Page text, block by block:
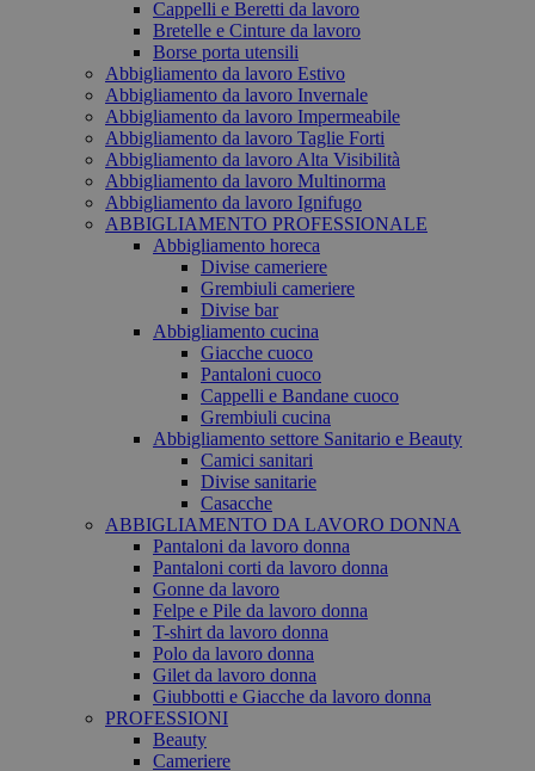
Cappelli e Beretti da lavoro
Bretelle e Cinture da lavoro
Borse porta utensili
Abbigliamento da lavoro Estivo
Abbigliamento da lavoro Invernale
Abbigliamento da lavoro Impermeabile
Abbigliamento da lavoro Taglie Forti
Abbigliamento da lavoro Alta Visibilità
Abbigliamento da lavoro Multinorma
Abbigliamento da lavoro Ignifugo
ABBIGLIAMENTO PROFESSIONALE
Abbigliamento horeca
Divise cameriere
Grembiuli cameriere
Divise bar
Abbigliamento cucina
Giacche cuoco
Pantaloni cuoco
Cappelli e Bandane cuoco
Grembiuli cucina
Abbigliamento settore Sanitario e Beauty
Camici sanitari
Divise sanitarie
Casacche
ABBIGLIAMENTO DA LAVORO DONNA
Pantaloni da lavoro donna
Pantaloni corti da lavoro donna
Gonne da lavoro
Felpe e Pile da lavoro donna
T-shirt da lavoro donna
Polo da lavoro donna
Gilet da lavoro donna
Giubbotti e Giacche da lavoro donna
PROFESSIONI
Beauty
Cameriere